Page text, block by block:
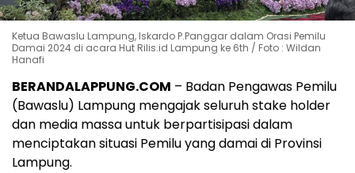
Ketua Bawaslu Lampung, Iskardo P.Panggar dalam Orasi Pemilu
Damai 2024 di acara Hut Rilis.id Lampung ke 6th / Foto : Wildan
Hanafi
BERANDALAPPUNG.COM – Badan Pengawas Pemilu
(Bawaslu) Lampung mengajak seluruh stake holder
dan media massa untuk berpartisipasi dalam
menciptakan situasi Pemilu yang damai di Provinsi
Lampung.